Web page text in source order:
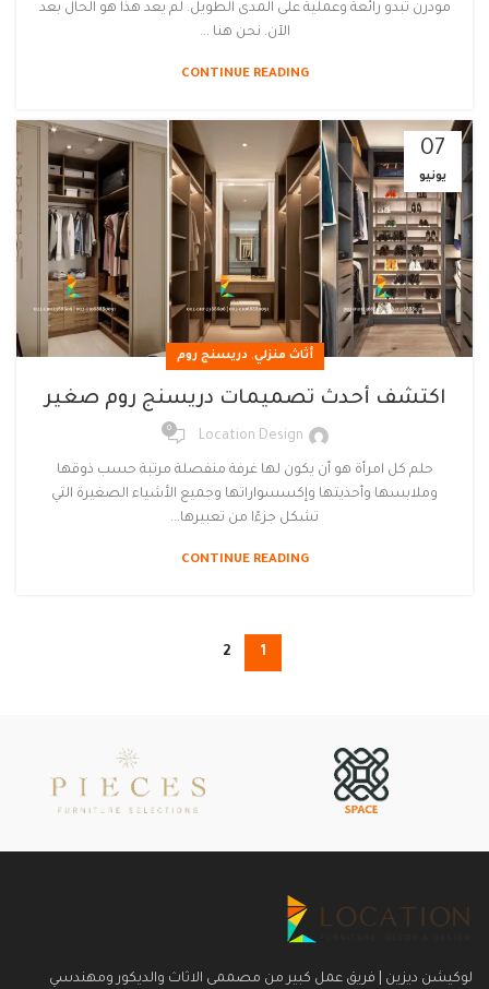
مودرن تبدو رائعة وعملية على المدى الطويل. لم يعد هذا هو الحال بعد
الآن. نحن هنا ...
CONTINUE READING
07
يونيو
أثاث منزلي, دريسنج روم
اكتشف أحدث تصميمات دريسنج روم صغير
Location Design
0
حلم كل امرأة هو أن يكون لها غرفة منفصلة مرتبة حسب ذوقها
وملابسها وأحذيتها وإكسسواراتها وجميع الأشياء الصغيرة التي
تشكل جزءًا من تعبيرها...
CONTINUE READING
1
2
لوكيشن ديزين | فريق عمل كبير من مصممى الاثاث والديكور ومهندسي